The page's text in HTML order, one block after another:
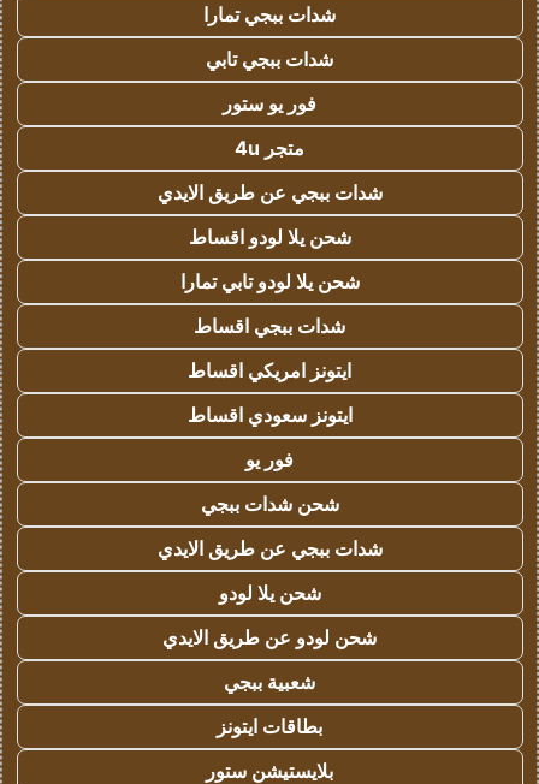
شدات ببجي تمارا
شدات ببجي تابي
فور يو ستور
متجر 4u
شدات ببجي عن طريق الايدي
شحن يلا لودو اقساط
شحن يلا لودو تابي تمارا
شدات ببجي اقساط
ايتونز امريكي اقساط
ايتونز سعودي اقساط
فور يو
شحن شدات ببجي
شدات ببجي عن طريق الايدي
شحن يلا لودو
شحن لودو عن طريق الايدي
شعبية ببجي
بطاقات ايتونز
بلايستيشن ستور